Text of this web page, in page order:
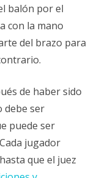
balón por el
con la mano
del brazo para
de haber sido
debe ser
puede ser
jugador
que el juez